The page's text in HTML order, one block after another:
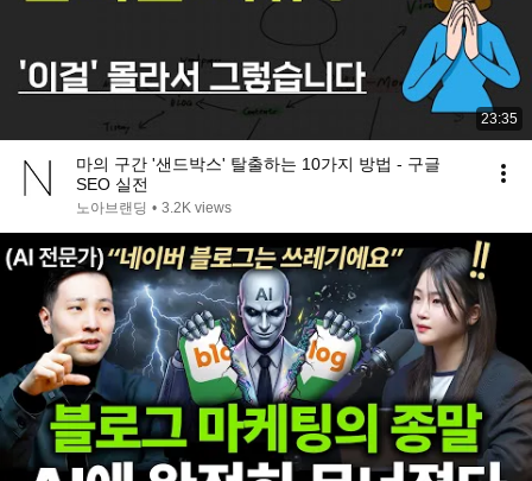
23:35
마의 구간 '샌드박스' 탈출하는 10가지 방법 - 구글
SEO 실전
노아브랜딩 • 3.2K views